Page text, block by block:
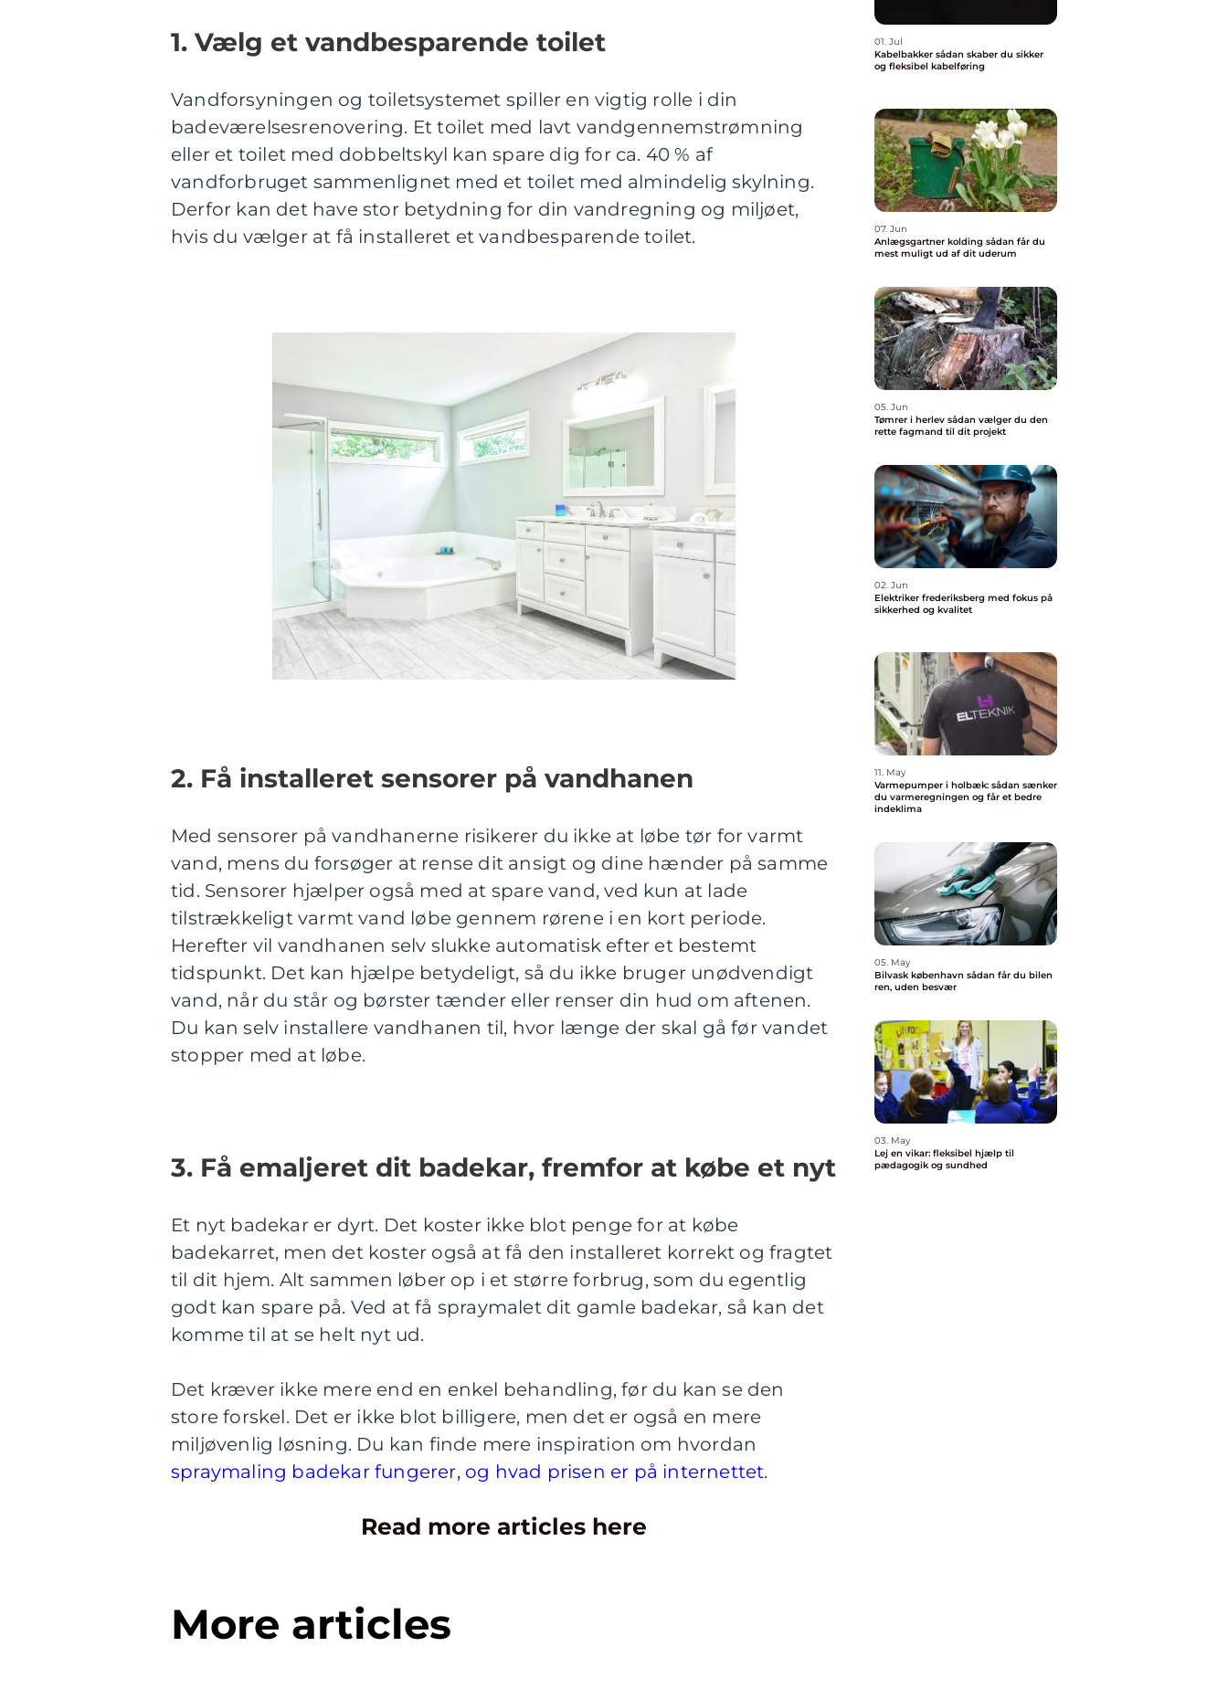
1. Vælg et vandbesparende toilet
Vandforsyningen og toiletsystemet spiller en vigtig rolle i din
badeværelsesrenovering. Et toilet med lavt vandgennemstrømning
eller et toilet med dobbeltskyl kan spare dig for ca. 40 % af
vandforbruget sammenlignet med et toilet med almindelig skylning.
Derfor kan det have stor betydning for din vandregning og miljøet,
hvis du vælger at få installeret et vandbesparende toilet.
2. Få installeret sensorer på vandhanen
Med sensorer på vandhanerne risikerer du ikke at løbe tør for varmt
vand, mens du forsøger at rense dit ansigt og dine hænder på samme
tid. Sensorer hjælper også med at spare vand, ved kun at lade
tilstrækkeligt varmt vand løbe gennem rørene i en kort periode.
Herefter vil vandhanen selv slukke automatisk efter et bestemt
tidspunkt. Det kan hjælpe betydeligt, så du ikke bruger unødvendigt
vand, når du står og børster tænder eller renser din hud om aftenen.
Du kan selv installere vandhanen til, hvor længe der skal gå før vandet
stopper med at løbe.
3. Få emaljeret dit badekar, fremfor at købe et nyt
Et nyt badekar er dyrt. Det koster ikke blot penge for at købe
badekarret, men det koster også at få den installeret korrekt og fragtet
til dit hjem. Alt sammen løber op i et større forbrug, som du egentlig
godt kan spare på. Ved at få spraymalet dit gamle badekar, så kan det
komme til at se helt nyt ud.
Det kræver ikke mere end en enkel behandling, før du kan se den
store forskel. Det er ikke blot billigere, men det er også en mere
miljøvenlig løsning. Du kan finde mere inspiration om hvordan
spraymaling badekar fungerer, og hvad prisen er på internettet.
Read more articles here
More articles
01. Jul
Kabelbakker sådan skaber du sikker
og fleksibel kabelføring
07. Jun
Anlægsgartner kolding sådan får du
mest muligt ud af dit uderum
05. Jun
Tømrer i herlev sådan vælger du den
rette fagmand til dit projekt
02. Jun
Elektriker frederiksberg med fokus på
sikkerhed og kvalitet
11. May
Varmepumper i holbæk: sådan sænker
du varmeregningen og får et bedre
indeklima
05. May
Bilvask københavn sådan får du bilen
ren, uden besvær
03. May
Lej en vikar: fleksibel hjælp til
pædagogik og sundhed